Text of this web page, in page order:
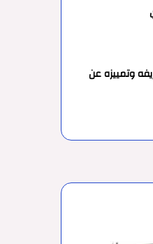
وتمييزه عن